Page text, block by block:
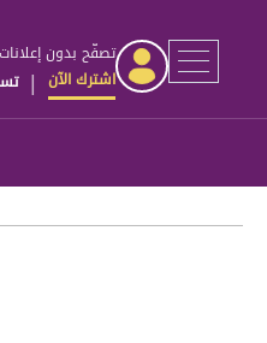
تصفّح بدون
اشترك الآن |